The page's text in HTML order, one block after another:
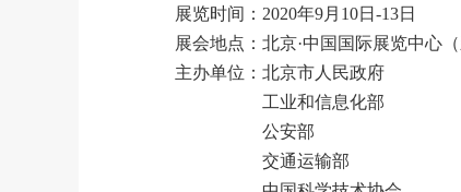
展览时间： 2020年9月10日-13日
展会地点：北京·中国国际展览中心（
主办单位：北京市人民政府
工业和信息化部
公安部
交通运输部